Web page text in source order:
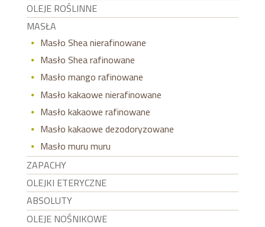
OLEJE ROŚLINNE
MASŁA
Masło Shea nierafinowane
Masło Shea rafinowane
Masło mango rafinowane
Masło kakaowe nierafinowane
Masło kakaowe rafinowane
Masło kakaowe dezodoryzowane
Masło muru muru
ZAPACHY
OLEJKI ETERYCZNE
ABSOLUTY
OLEJE NOŚNIKOWE